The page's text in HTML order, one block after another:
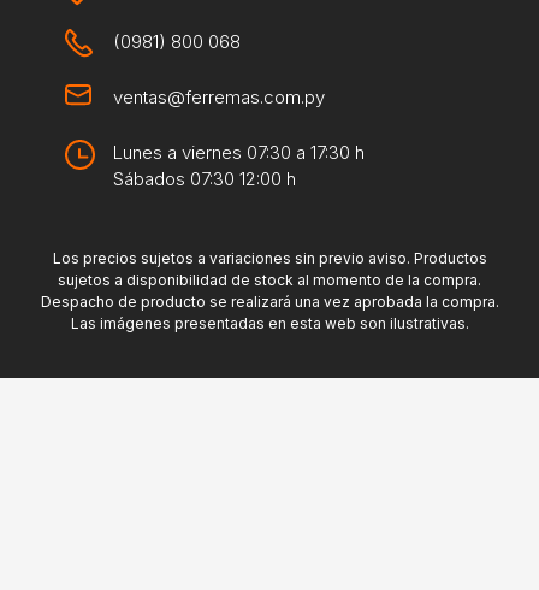
(0981) 800 068
ventas@ferremas.com.py
Lunes a viernes 07:30 a 17:30 h
Sábados 07:30 12:00 h
Los precios sujetos a variaciones sin previo aviso. Productos
sujetos a disponibilidad de stock al momento de la compra.
Despacho de producto se realizará una vez aprobada la compra.
Las imágenes presentadas en esta web son ilustrativas.